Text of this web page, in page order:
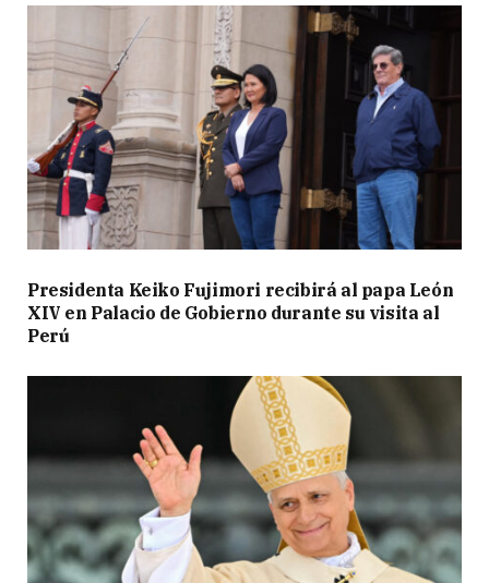
Presidenta Keiko Fujimori recibirá al papa León
XIV en Palacio de Gobierno durante su visita al
Perú